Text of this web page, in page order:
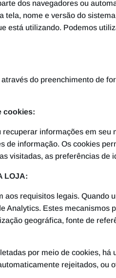
dos navegadores ou
tela, nome e versão do
está utilizando. Podemos
do preenchimento de
cookies:
informações em
de informação. Os cookies
visitadas, as preferências de
LOJA:
aos requisitos legais. Quando
Analytics. Estes
geográfica, fonte de
por meio de cookies,
rejeitados, ou